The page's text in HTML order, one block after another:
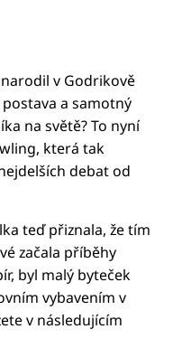
v Godrikově
a samotný
na světě? To nyní
která tak
debat od
teď přiznala, že tím
začala příběhy
byl malý byteček
vybavením v
v následujícím